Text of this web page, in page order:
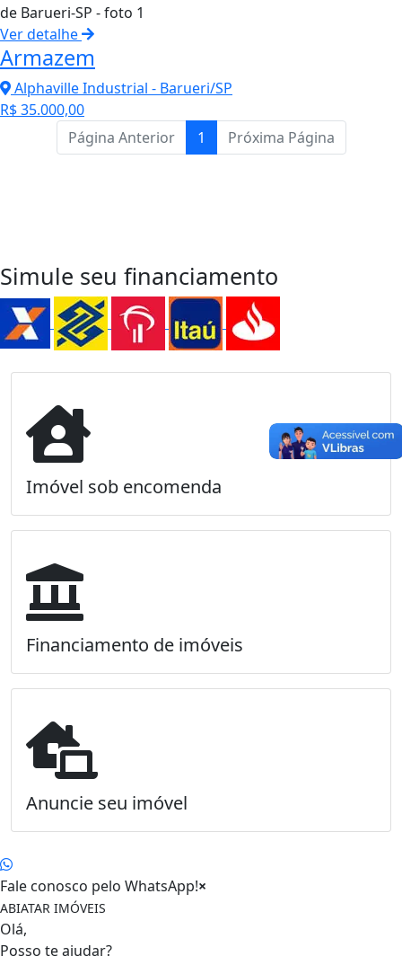
Ver detalhe
Armazem
Alphaville Industrial - Barueri/SP
R$ 35.000,00
Página Anterior
1 Próxima Página
Simule seu financiamento
Imóvel sob encomenda
Financiamento de imóveis
Anuncie seu imóvel
Fale conosco pelo WhatsApp!×
ABIATAR IMÓVEIS
Olá,
Posso te ajudar?